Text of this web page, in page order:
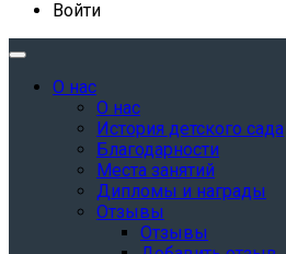
Войти
О нас
О нас
История детского сада
Благодарности
Места занятий
Дипломы и награды
Отзывы
Отзывы